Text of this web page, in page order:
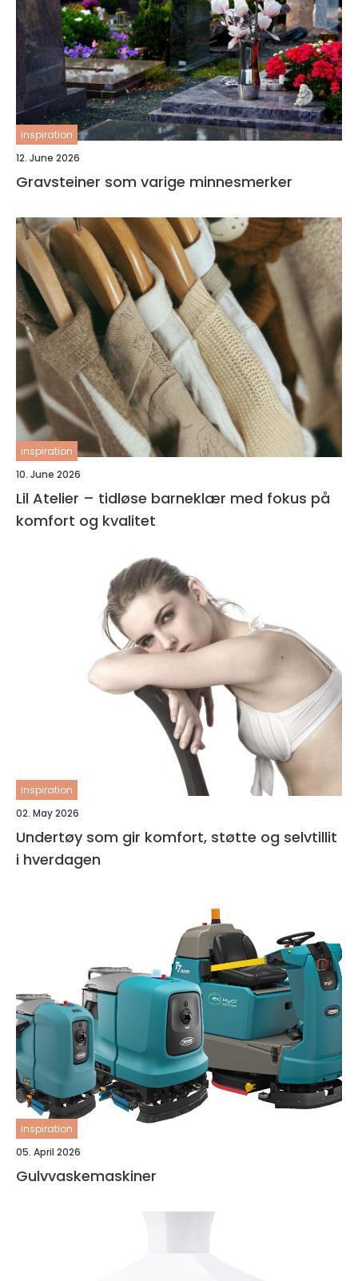
inspiration
12. June 2026
Gravsteiner som varige minnesmerker
inspiration
10. June 2026
Lil Atelier – tidløse barneklær med fokus på
komfort og kvalitet
inspiration
02. May 2026
Undertøy som gir komfort, støtte og selvtillit
i hverdagen
inspiration
05. April 2026
Gulvvaskemaskiner